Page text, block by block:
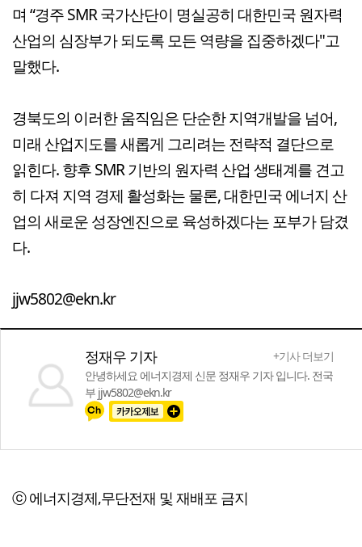
며 “경주 SMR 국가산단이 명실공히 대한민국 원자력
산업의 심장부가 되도록 모든 역량을 집중하겠다"고
말했다.
경북도의 이러한 움직임은 단순한 지역개발을 넘어,
미래 산업지도를 새롭게 그리려는 전략적 결단으로
읽힌다. 향후 SMR 기반의 원자력 산업 생태계를 견고
히 다져 지역 경제 활성화는 물론, 대한민국 에너지 산
업의 새로운 성장엔진으로 육성하겠다는 포부가 담겼
다.
jjw5802@ekn.kr
정재우 기자
+기사 더보기
안녕하세요 에너지경제 신문 정재우 기자 입니다. 전국
부 jjw5802@ekn.kr
ⓒ 에너지경제,무단전재 및 재배포 금지